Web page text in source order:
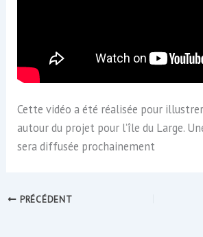
Cette vidéo a été réalisée pour
autour du projet pour l’île du Large.
sera diffusée prochainement
PRÉCÉDENT